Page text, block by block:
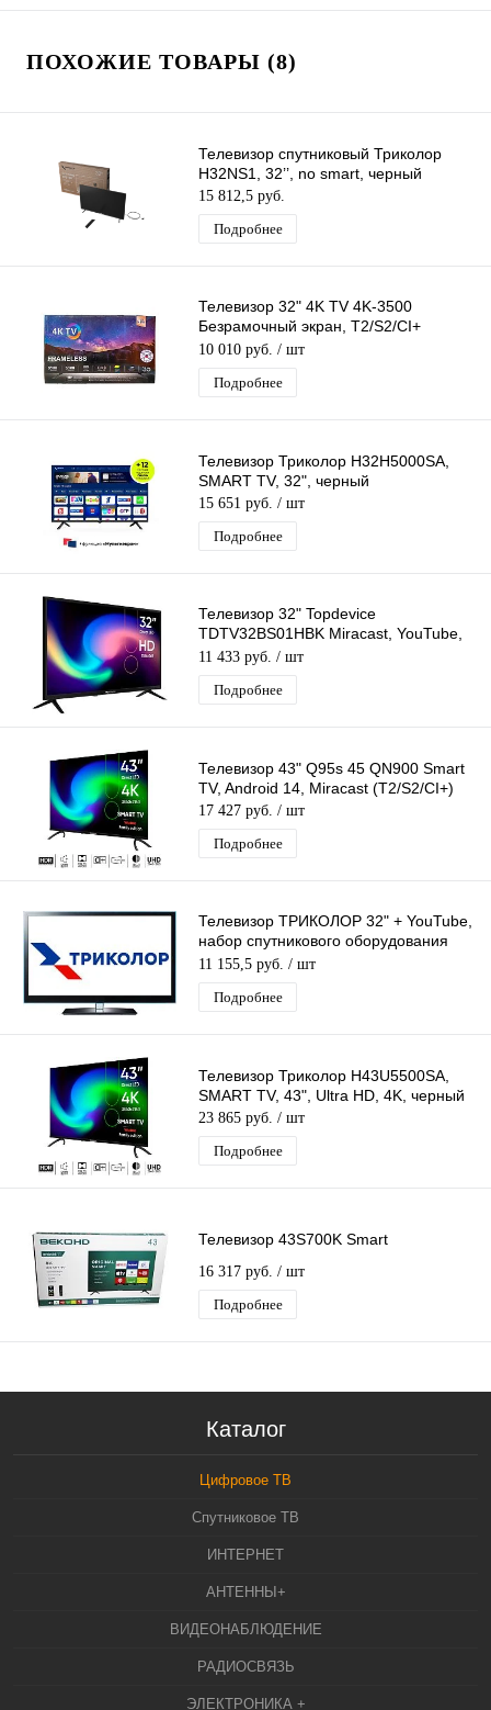
ПОХОЖИЕ ТОВАРЫ (8)
Телевизор спутниковый Триколор
H32NS1, 32’’, no smart, черный
15 812,5 руб.
Подробнее
Телевизор 32" 4K TV 4K-3500
Безрамочный экран, T2/S2/CI+
(простой)
10 010 руб. / шт
Подробнее
Телевизор Триколор H32H5000SA,
SMART TV, 32", черный
15 651 руб. / шт
Подробнее
Телевизор 32" Topdevice
TDTV32BS01HBK Miracast, YouTube,
T2/S2/CI+
11 433 руб. / шт
Подробнее
Телевизор 43" Q95s 45 QN900 Smart
TV, Android 14, Miracast (T2/S2/CI+)
17 427 руб. / шт
Подробнее
Телевизор ТРИКОЛОР 32" + YouTube,
набор спутникового оборудования
для просмотра каналов Триколор ТВ
11 155,5 руб. / шт
Подробнее
Телевизор Триколор H43U5500SA,
SMART TV, 43", Ultra HD, 4K, черный
23 865 руб. / шт
Подробнее
Телевизор 43S700K Smart
16 317 руб. / шт
Подробнее
Каталог
Цифровое ТВ
Спутниковое ТВ
ИНТЕРНЕТ
АНТЕННЫ+
ВИДЕОНАБЛЮДЕНИЕ
РАДИОСВЯЗЬ
ЭЛЕКТРОНИКА +